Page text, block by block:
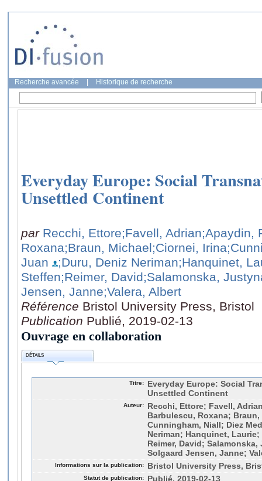
Recherche avancée Historique de recherche
Everyday Europe: Social
Unsettled Continent
par Recchi, Ettore;Favell, Adrian;Apaydin,
Roxana;Braun, Michael;Ciornei, Irina
Juan
;Duru, Deniz Neriman;Hanquinet,
Steffen;Reimer, David;Salamonska,
Jensen, Janne;Valera, Albert
Référence Bristol University Press, Bristol
Publication Publié, 2019-02-13
Ouvrage en collaboration
DÉTAILS
Titre:
Everyday Europe: Social
Unsettled Continent
Auteur:
Recchi, Ettore; Favell,
Barbulescu, Roxana;
Cunningham, Niall; Diez
Neriman; Hanquinet,
Reimer, David;
Solgaard Jensen, Janne;
Informations sur la publication: Bristol University Press,
Statut de publication: Publié, 2019-02-13